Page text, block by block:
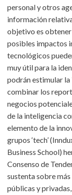
personal y otros
información
objetivo es
posibles impactos
tecnológicos
muy útil para la
podrán estimular la
combinar los
negocios
de la inteligencia
elemento de la
grupos ‘tech’
Business School)
Consenso de
sustenta sobre
públicas y